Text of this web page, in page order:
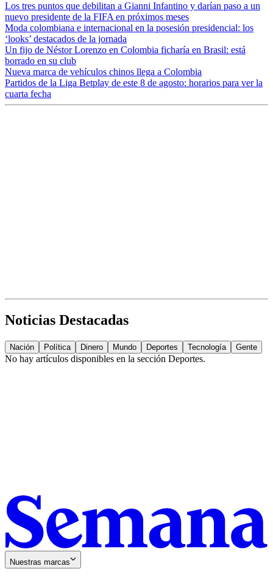
Los tres puntos que debilitan a Gianni Infantino y darían paso a un
nuevo presidente de la FIFA en próximos meses
Moda colombiana e internacional en la posesión presidencial: los
‘looks’ destacados de la jornada
Un fijo de Néstor Lorenzo en Colombia ficharía en Brasil: está
borrado en su club
Nueva marca de vehículos chinos llega a Colombia
Partidos de la Liga Betplay de este 8 de agosto: horarios para ver la
cuarta fecha
Noticias Destacadas
Nación Política Dinero Mundo Deportes Tecnología Gente
No hay artículos disponibles en la sección Deportes.
Nuestras marcas